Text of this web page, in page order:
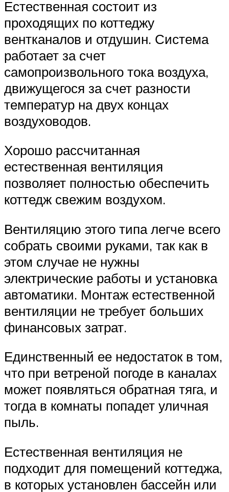
Естественная состоит из
проходящих по коттеджу
вентканалов и отдушин. Система
работает за счет
самопроизвольного тока воздуха,
движущегося за счет разности
температур на двух концах
воздуховодов.
Хорошо рассчитанная
естественная вентиляция
позволяет полностью обеспечить
коттедж свежим воздухом.
Вентиляцию этого типа легче всего
собрать своими руками, так как в
этом случае не нужны
электрические работы и установка
автоматики. Монтаж естественной
вентиляции не требует больших
финансовых затрат.
Единственный ее недостаток в том,
что при ветреной погоде в каналах
может появляться обратная тяга, и
тогда в комнаты попадет уличная
пыль.
Естественная вентиляция не
подходит для помещений коттеджа,
в которых установлен бассейн или